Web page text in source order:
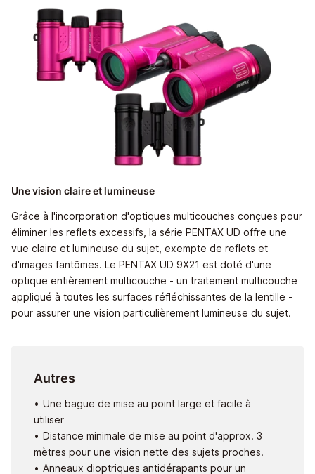
Une vision claire et lumineuse
Grâce à l'incorporation d'optiques multicouches conçues pour
éliminer les reflets excessifs, la série PENTAX UD offre une
vue claire et lumineuse du sujet, exempte de reflets et
d'images fantômes. Le PENTAX UD 9X21 est doté d'une
optique entièrement multicouche - un traitement multicouche
appliqué à toutes les surfaces réfléchissantes de la lentille -
pour assurer une vision particulièrement lumineuse du sujet.
Autres
Une bague de mise au point large et facile à
utiliser
Distance minimale de mise au point d'approx. 3
mètres pour une vision nette des sujets proches.
Anneaux dioptriques antidérapants pour un